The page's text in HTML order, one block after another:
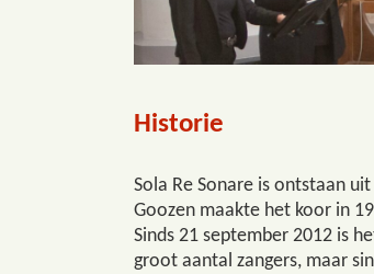
Historie
Sola Re Sonare is ontstaan
Goozen maakte het koor in
Sinds 21 september 2012 is
groot aantal zangers, maar